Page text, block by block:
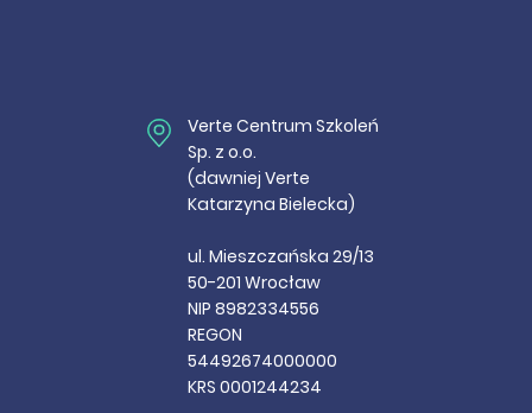
Verte Centrum Szkoleń
Sp. z o.o.
(dawniej Verte
Katarzyna Bielecka)
ul. Mieszczańska 29/13
50-201 Wrocław
NIP 8982334556
REGON
54492674000000
KRS 0001244234